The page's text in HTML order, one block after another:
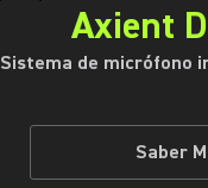
Axient
Sistema de micrófono
Saber